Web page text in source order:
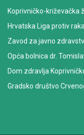
Koprivničko-križevačka
Hrvatska Liga protiv raka
Zavod za javno
Opća bolnica dr.
Dom zdravlja
Gradsko društvo